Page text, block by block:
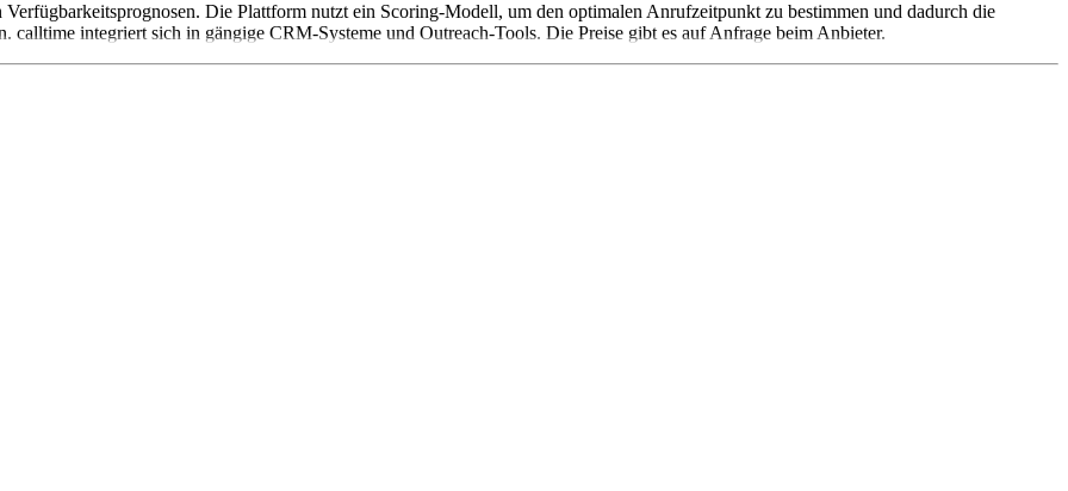
Die Plattform nutzt ein Scoring-Modell, um den optimalen Anrufzeitpunkt zu bestimmen und dadurch die
calltime integriert sich in gängige CRM-Systeme und Outreach-Tools. Die Preise gibt es auf Anfrage beim Anbieter.